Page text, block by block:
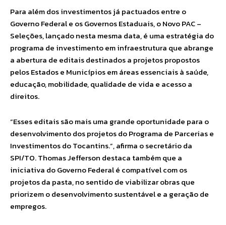
Para além dos investimentos já pactuados entre o
Governo Federal e os Governos Estaduais, o Novo PAC –
Seleções, lançado nesta mesma data, é uma estratégia do
programa de investimento em infraestrutura que abrange
a abertura de editais destinados a projetos propostos
pelos Estados e Municípios em áreas essenciais à saúde,
educação, mobilidade, qualidade de vida e acesso a
direitos.
“Esses editais são mais uma grande oportunidade para o
desenvolvimento dos projetos do Programa de Parcerias e
Investimentos do Tocantins.”, afirma o secretário da
SPI/TO. Thomas Jefferson destaca também que a
iniciativa do Governo Federal é compatível com os
projetos da pasta, no sentido de viabilizar obras que
priorizem o desenvolvimento sustentável e a geração de
empregos.